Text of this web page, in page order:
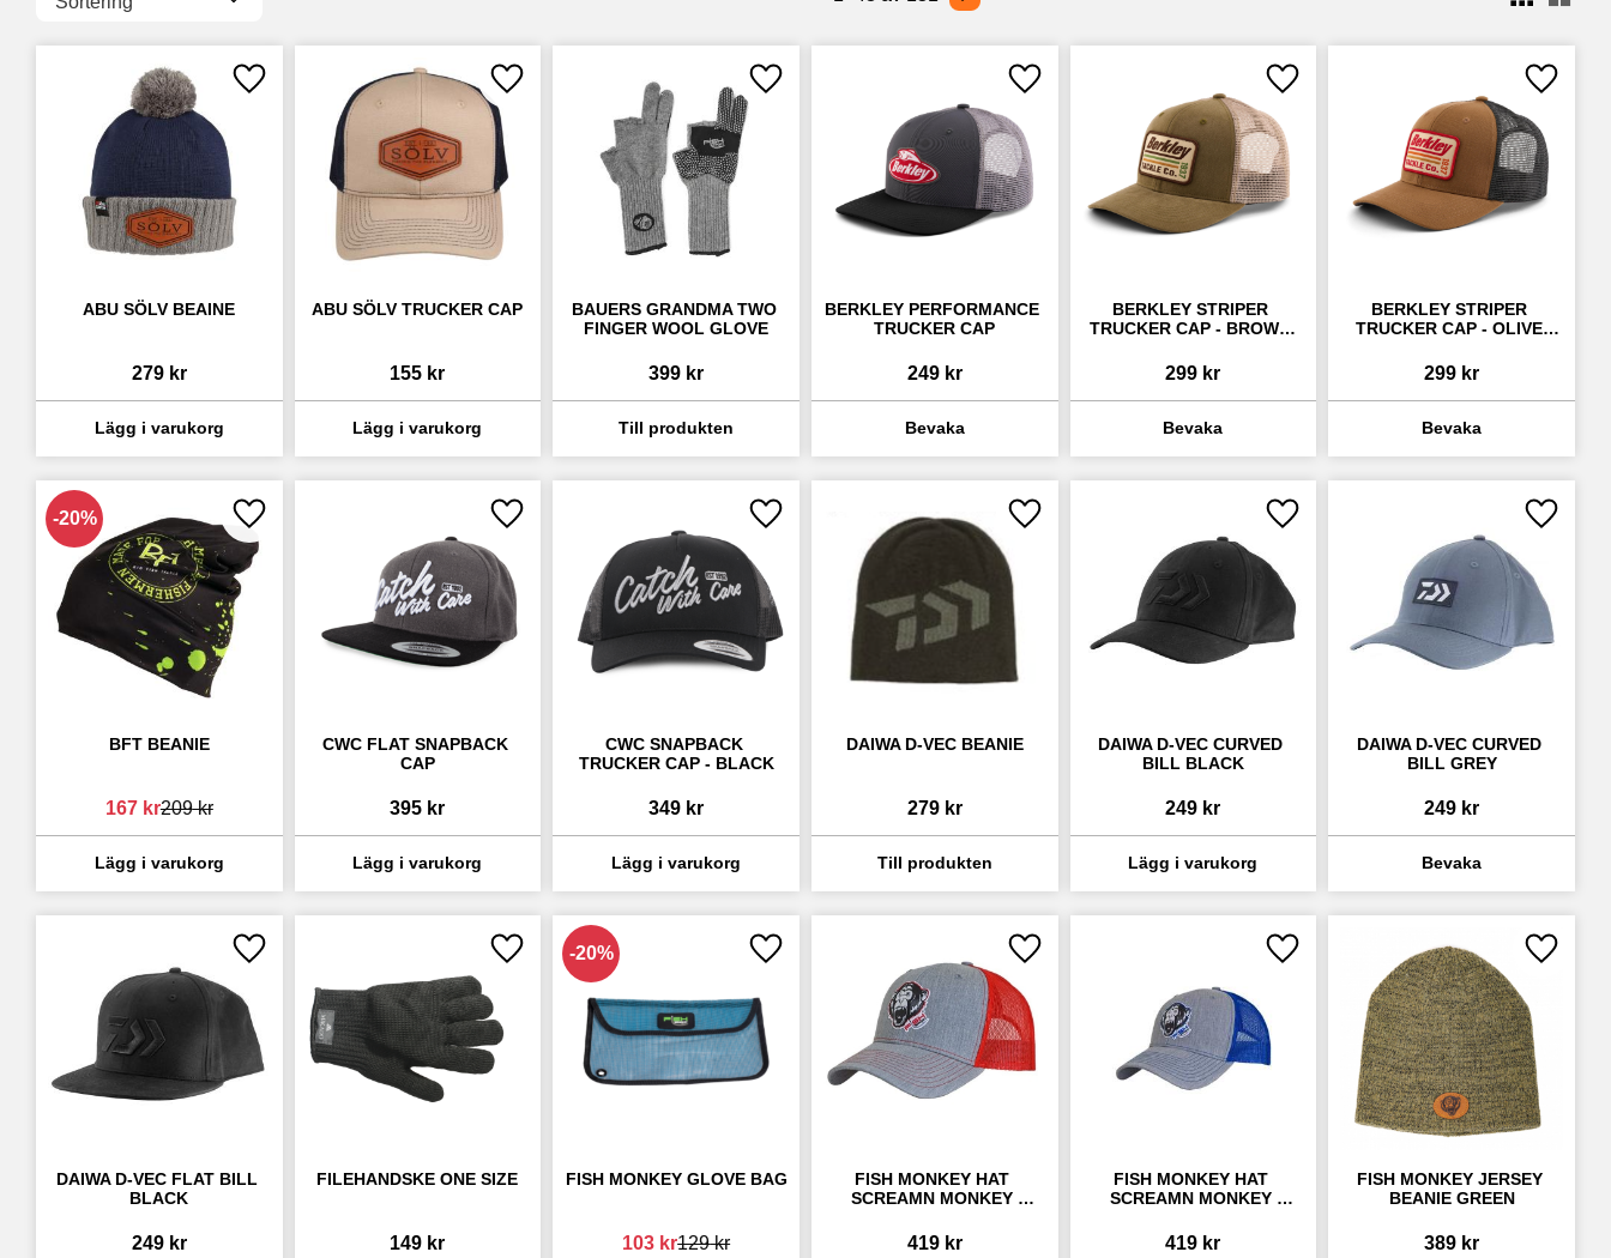
Visa fler
ABU SÖLV BEAINE
279kr
Lägg till i favoriter
ABU SÖLV TRUCKER CAP
155 kr
Lägg till i favoriter
BAUERS GRANDMA TWO
FINGER WOOL GLOVE
399 kr
Lägg till i favoriter
BERKLEY PERFORMANCE
TRUCKER CAP
249kr
Lägg till i favoriter
BERKLEY STRIPER
TRUCKER CAP - BROWN
299 kr
Lägg till i favoriter
BERKLEY STRIPER
TRUCKER CAP - OLIVE
299 kr
Lägg till
BFT BEANIE
167kr209kr
20% Lägg till i favoriter
CWC FLAT SNAPBACK
CAP
395 kr
Lägg till i favoriter
CWC SNAPBACK
TRUCKER CAP - BLACK
349 kr
Lägg till i favoriter
DAIWA D-VEC BEANIE
279kr
Lägg till i favoriter
DAIWA D-VEC CURVED
BILL BLACK
249 kr
Lägg till i favoriter
DAIWA D-VEC CURVED
BILL GREY
249 kr
Lägg till
DAIWA D-VEC FLAT BILL
BLACK
249kr
Lägg till i favoriter
FILEHANDSKE ONE SIZE
149 kr
Lägg till i favoriter
FISH MONKEY GLOVE BAG
103 kr129kr
20% Lägg till i favoriter
FISH MONKEY HAT
SCREAMN MONKEY
419kr
Lägg till i favoriter
FISH MONKEY HAT
SCREAMN MONKEY
419 kr
Lägg till i favoriter
FISH MONKEY JERSEY
BEANIE GREEN
389 kr
Lägg till